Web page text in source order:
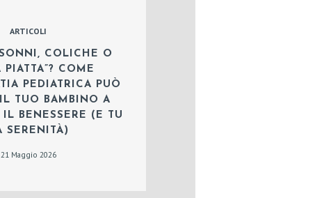
ARTICOLI
COLICHE O
PIATTA”? COME
PEDIATRICA PUÒ
TUO BAMBINO A
IL BENESSERE (E TU
SERENITÀ)
21 Maggio 2026